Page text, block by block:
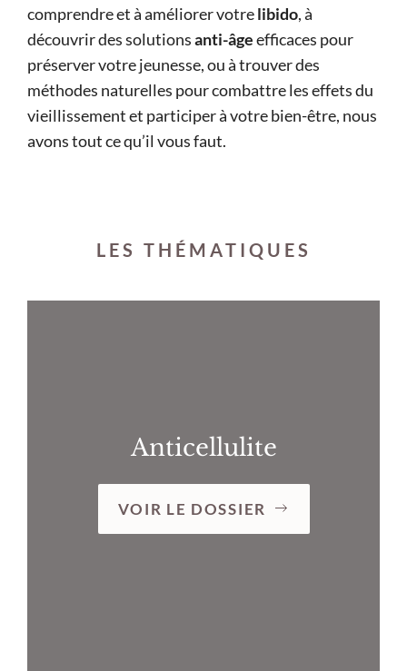
comprendre et à améliorer votrelibido, à
découvrir des solutionsanti-âgeefficaces pour
préserver votre jeunesse, ou à trouver des
méthodes naturelles pour combattre les effets du
vieillissement et participer à votre bien-être, nous
avons tout ce qu’il vous faut.
LES THÉMATIQUES
Anticellulite
VOIR LE DOSSIER